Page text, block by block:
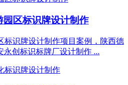
区标识牌设计制作
标识牌设计制作项目案例，陕西德
永创标识标牌厂设计制作 ...